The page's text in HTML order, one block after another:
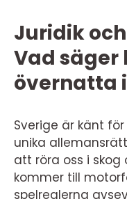
Juridik
Vad
övernatta
Sverige är känt
unika
att röra oss i skog
kommer till
spelreglerna